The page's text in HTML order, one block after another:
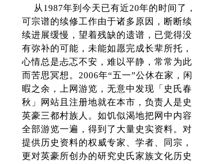
从1987年到今天已有近20年的时间了，
可宗谱的续修工作由于诸多原因，断断续
续进展缓慢，望着残缺的遗谱，已觉得没
有弥补的可能，未能如愿完成长辈所托，
心情总是忐忑不安，难以平静，常常为此
而苦思冥想。2006年“五一”公休在家，闲
暇之余，上网游览，无意中发现「史氏春
秋」网站且注册地就在本市，负责人是史
英豪三都村族人。如饥似渴地把网中内容
全部游览一遍，得到了大量史实资料。对
提供历史资料的权威专家、学者、同宗，
更对英豪所创办的研究史氏家族文化历史